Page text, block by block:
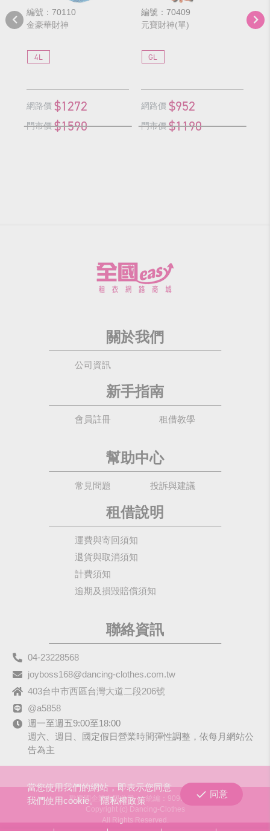
編號：70110
金豪華財神
4L
網路價 $1272
門市價 $1590
編號：70409
元寶財神(單)
GL
網路價 $952
門市價 $1190
編
N
關於我們
公司資訊
新手指南
會員註冊 租借教學
幫助中心
常見問題 投訴與建議
租借說明
運費與寄回須知
退貨與取消須知
計費須知
逾期及損毀賠償須知
聯絡資訊
04-23228568
joyboss168@dancing-clothes.com.tw
403台中市西區台灣大道二段206號
@a5858
週一至週五9:00至18:00
週六、週日、國定假日營業時間彈性調整，依每月網站公
告為主
歡樂國企業有限公司
統編：90979680
Copyright (c) Dancing-Clothes
All Rights Reserved.
當您使用我們的網站，即表示您同意
我們使用cookie。隱私權政策
同意